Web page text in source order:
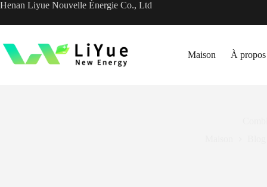
Passer
contenu
Henan Liyue Nouvelle Énergie Co., Ltd
Maison À